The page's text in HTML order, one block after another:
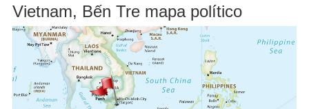
Vietnam, Bến Tre mapa político